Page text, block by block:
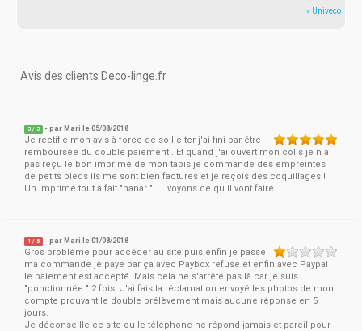
» Univeco
Avis des clients Deco-linge.fr
5 / 5 - par Mari le 05/08/2018
Je rectifie mon avis à force de solliciter j'ai fini par être
remboursée du double paiement . Et quand j'ai ouvert mon colis je n ai
pas reçu le bon imprimé de mon tapis je commande des empreintes
de petits pieds ils me sont bien factures et je reçois des coquillages !
Un imprimé tout à fait "nanar " .....voyons ce qu il vont faire...
1 / 5 - par Mari le 01/08/2018
Gros problème pour accéder au site puis enfin je passe
ma commande je paye par ça avec Paybox refuse et enfin avec Paypal
le paiement est accepté. Mais cela ne s'arrête pas là car je suis
"ponctionnée " 2 fois. J'ai fais la réclamation envoyé les photos de mon
compte prouvant le double prélèvement mais aucune réponse en 5
jours.
Je déconseille ce site ou le téléphone ne répond jamais et pareil pour